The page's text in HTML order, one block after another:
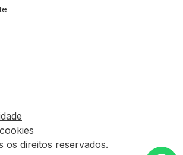
os direitos reservados.